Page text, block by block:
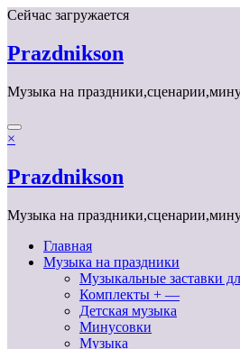
Перейти
содержимому
Сейчас загружается
Prazdnikson
Музыка на
×
Prazdnikson
Музыка на
Главная
Музыка на праздники
Музыкальные заставки
Комплекты + —
Детская музыка
Минусовки
Музыка